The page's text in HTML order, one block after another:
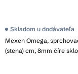
Mexen Omega,
(stena) cm, 8mm číre
Skladom u dodávateľa